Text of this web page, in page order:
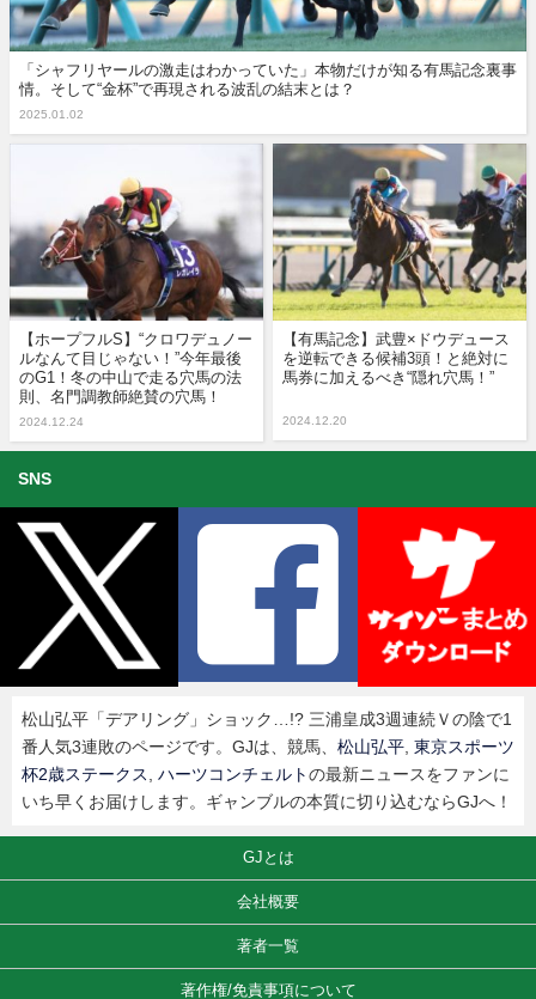
「シャフリヤールの激走はわかっていた」本物だけが知る有馬記念裏事
情。そして“金杯”で再現される波乱の結末とは？
2025.01.02
【ホープフルS】“クロワデュノー
ルなんて目じゃない！”今年最後
のG1！冬の中山で走る穴馬の法
則、名門調教師絶賛の穴馬！
2024.12.24
【有馬記念】武豊×ドウデュース
を逆転できる候補3頭！と絶対に
馬券に加えるべき“隠れ穴馬！”
2024.12.20
SNS
松山弘平「デアリング」ショック…!? 三浦皇成3週連続Ｖの陰で1
番人気3連敗のページです。GJは、競馬、 松山弘平 東京スポーツ
杯2歳ステークス
ハーツコンチェルトの最新ニュースをファンに
いち早くお届けします。ギャンブルの本質に切り込むならGJへ！
GJとは
会社概要
著者一覧
著作権/免責事項について